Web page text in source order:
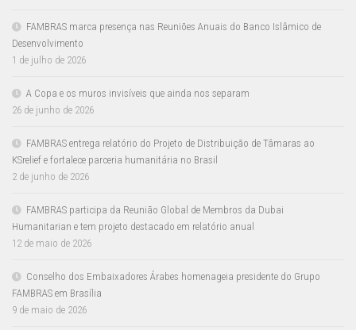
FAMBRAS marca presença nas Reuniões Anuais do Banco Islâmico de
Desenvolvimento
1 de julho de 2026
A Copa e os muros invisíveis que ainda nos separam
26 de junho de 2026
FAMBRAS entrega relatório do Projeto de Distribuição de Tâmaras ao
KSrelief e fortalece parceria humanitária no Brasil
2 de junho de 2026
FAMBRAS participa da Reunião Global de Membros da Dubai
Humanitarian e tem projeto destacado em relatório anual
12 de maio de 2026
Conselho dos Embaixadores Árabes homenageia presidente do Grupo
FAMBRAS em Brasília
9 de maio de 2026